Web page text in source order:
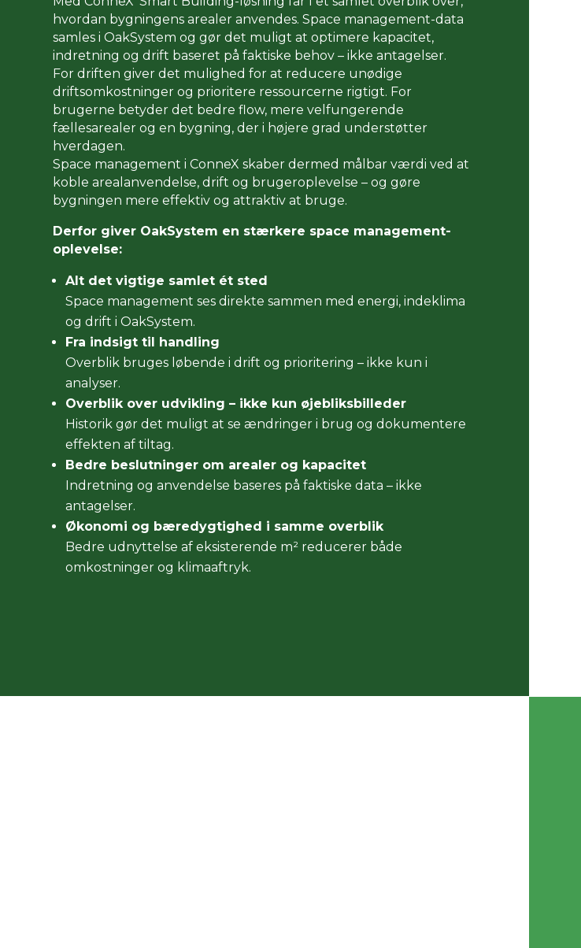
hvordan bygningens arealer anvendes. Space management-data
samles i OakSystem og gør det muligt at optimere kapacitet,
indretning og drift baseret på faktiske behov – ikke antagelser.
For driften giver det mulighed for at reducere unødige
driftsomkostninger og prioritere ressourcerne rigtigt. For
brugerne betyder det bedre flow, mere velfungerende
fællesarealer og en bygning, der i højere grad understøtter
hverdagen.
Space management i ConneX skaber dermed målbar værdi ved at
koble arealanvendelse, drift og brugeroplevelse – og gøre
bygningen mere effektiv og attraktiv at bruge.
Derfor giver OakSystem en stærkere space management-
oplevelse:
Alt det vigtige samlet ét sted
Space management ses direkte sammen med energi, indeklima
og drift i OakSystem.
Fra indsigt til handling
Overblik bruges løbende i drift og prioritering – ikke kun i
analyser.
Overblik over udvikling – ikke kun øjebliksbilleder
Historik gør det muligt at se ændringer i brug og dokumentere
effekten af tiltag.
Bedre beslutninger om arealer og kapacitet
Indretning og anvendelse baseres på faktiske data – ikke
antagelser.
Økonomi og bæredygtighed i samme overblik
Bedre udnyttelse af eksisterende m² reducerer både
omkostninger og klimaaftryk.